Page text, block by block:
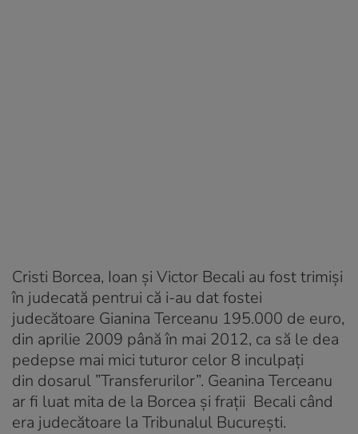
Cristi Borcea, Ioan și Victor Becali au fost trimiși
în judecată pentrui că i-au dat fostei
judecătoare Gianina Terceanu 195.000 de euro,
din aprilie 2009 până în mai 2012, ca să le dea
pedepse mai mici tuturor celor 8 inculpați
din dosarul ”Transferurilor”. Geanina Terceanu
ar fi luat mita de la Borcea și fraţii Becali când
era judecătoare la Tribunalul Bucureşti.